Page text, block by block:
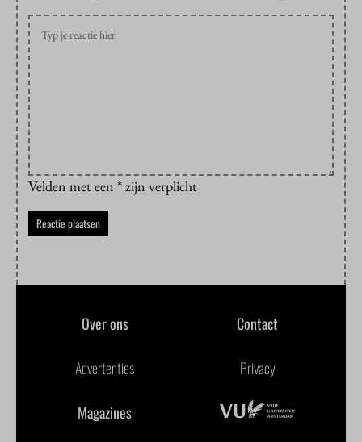
Velden met een * zijn verplicht
Over ons Contact
Advertenties Privacy
Magazines